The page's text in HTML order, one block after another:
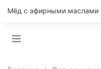
Мёд с эфирными маслами